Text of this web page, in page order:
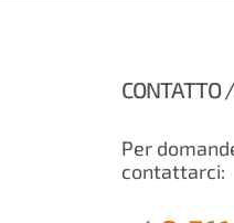
CONTATTO
Per
contattarci: